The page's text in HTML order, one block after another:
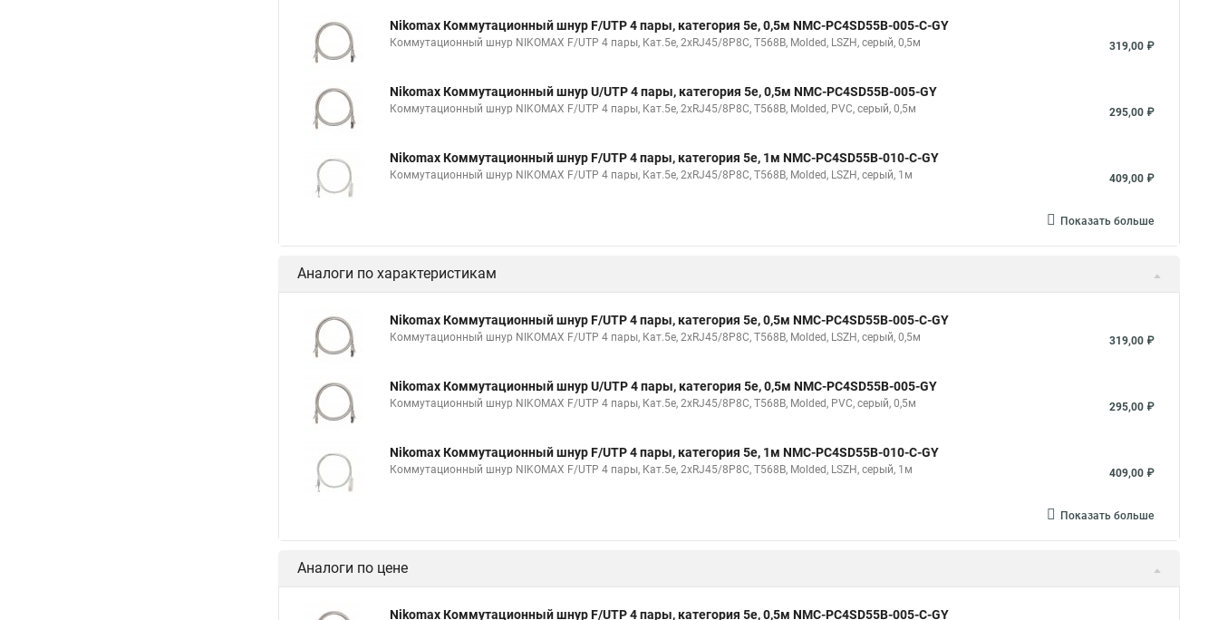
Nikomax Коммутационный шнур F/UTP 4 пары, категория 5е, 0,5м NMC-PC4SD55B-005-C-GY
Коммутационный шнур NIKOMAX F/UTP 4 пары, Кат.5е, 2хRJ45/8P8C, T568B, Molded, LSZH, серый, 0,5м 319,00 ₽
Nikomax Коммутационный шнур U/UTP 4 пары, категория 5е, 0,5м NMC-PC4SD55B-005-GY
Коммутационный шнур NIKOMAX F/UTP 4 пары, Кат.5е, 2хRJ45/8P8C, T568B, Molded, PVC, серый, 0,5м 295,00 ₽
Nikomax Коммутационный шнур F/UTP 4 пары, категория 5е, 1м NMC-PC4SD55B-010-C-GY
Коммутационный шнур NIKOMAX F/UTP 4 пары, Кат.5е, 2хRJ45/8P8C, T568B, Molded, LSZH, серый, 1м 409,00 ₽
Показать больше
Аналоги по характеристикам
Nikomax Коммутационный шнур F/UTP 4 пары, категория 5е, 0,5м NMC-PC4SD55B-005-C-GY
Коммутационный шнур NIKOMAX F/UTP 4 пары, Кат.5е, 2хRJ45/8P8C, T568B, Molded, LSZH, серый, 0,5м 319,00 ₽
Nikomax Коммутационный шнур U/UTP 4 пары, категория 5е, 0,5м NMC-PC4SD55B-005-GY
Коммутационный шнур NIKOMAX F/UTP 4 пары, Кат.5е, 2хRJ45/8P8C, T568B, Molded, PVC, серый, 0,5м 295,00 ₽
Nikomax Коммутационный шнур F/UTP 4 пары, категория 5е, 1м NMC-PC4SD55B-010-C-GY
Коммутационный шнур NIKOMAX F/UTP 4 пары, Кат.5е, 2хRJ45/8P8C, T568B, Molded, LSZH, серый, 1м 409,00 ₽
Показать больше
Аналоги по цене
Nikomax Коммутационный шнур F/UTP 4 пары, категория 5е, 0,5м NMC-PC4SD55B-005-C-GY